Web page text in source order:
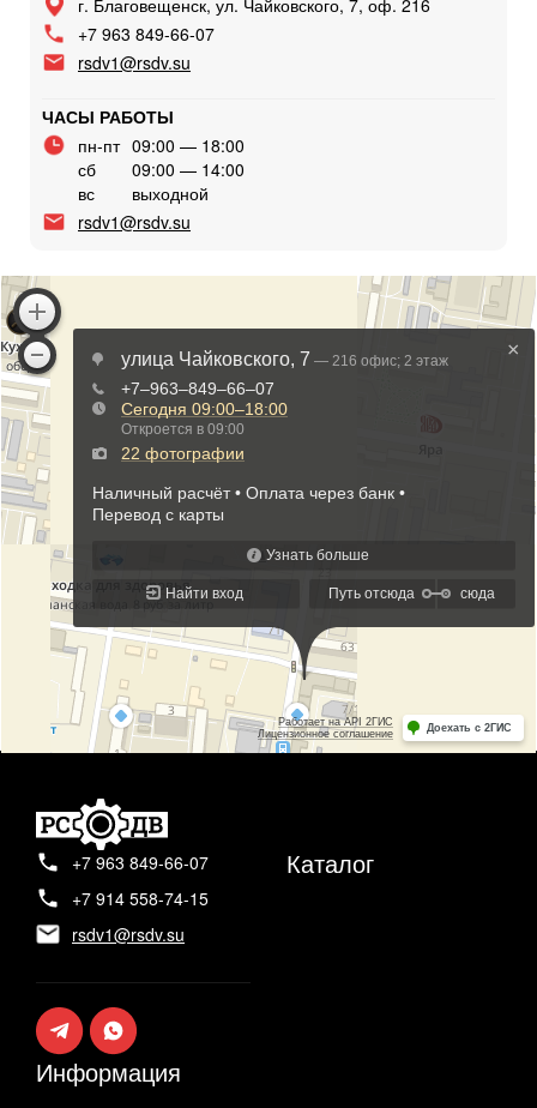
+7 963 849-66-07
rsdv1@rsdv.su
ЧАСЫ РАБОТЫ
пн-пт 09:00 — 18:00
сб
09:00 — 14:00
вс
выходной
rsdv1@rsdv.su
+7 963 849-66-07
+7 914 558-74-15
rsdv1@rsdv.su
Каталог
Информация